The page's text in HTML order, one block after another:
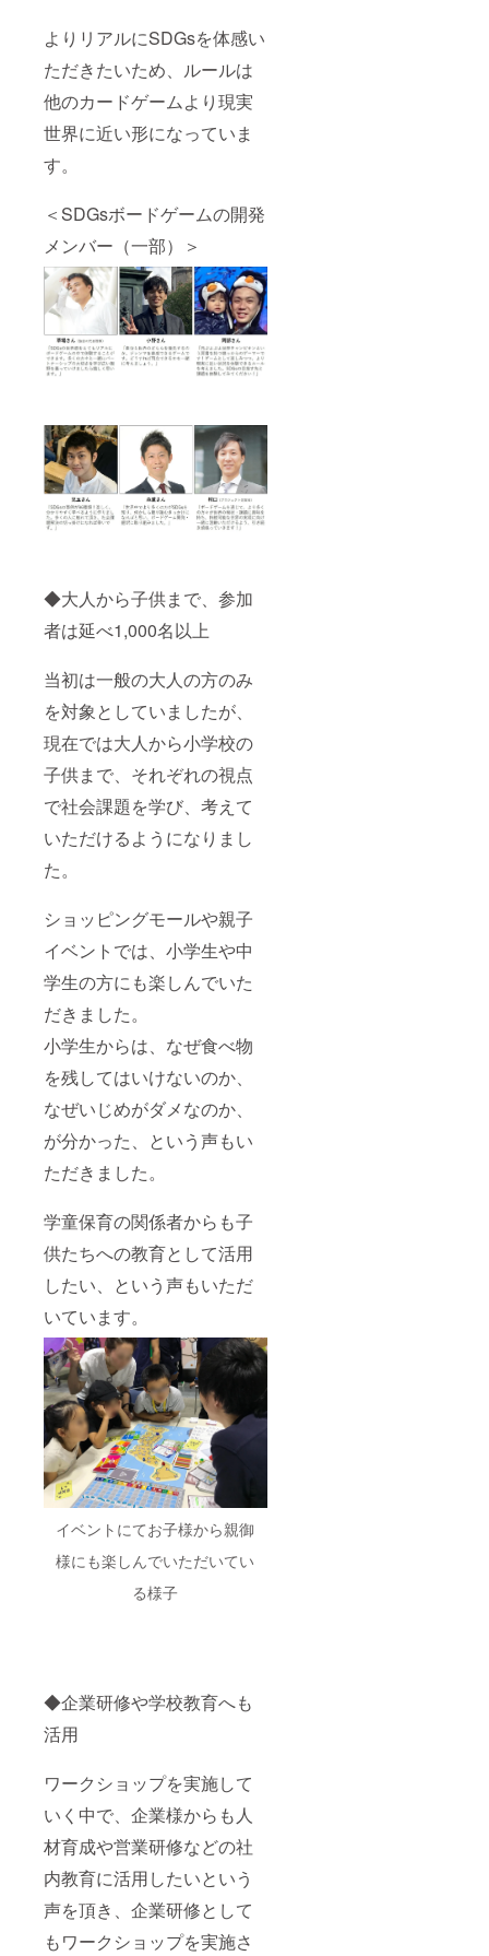
よりリアルにSDGsを体感い
ただきたいため、ルールは
他のカードゲームより現実
世界に近い形になっていま
す。
＜SDGsボードゲームの開発
メンバー（一部）＞
◆大人から子供まで、参加
者は延べ1,000名以上
当初は一般の大人の方のみ
を対象としていましたが、
現在では大人から小学校の
子供まで、それぞれの視点
で社会課題を学び、考えて
いただけるようになりまし
た。
ショッピングモールや親子
イベントでは、小学生や中
学生の方にも楽しんでいた
だきました。
小学生からは、なぜ食べ物
を残してはいけないのか、
なぜいじめがダメなのか、
が分かった、という声もい
ただきました。
学童保育の関係者からも子
供たちへの教育として活用
したい、という声もいただ
いています。
イベントにてお子様から親御
様にも楽しんでいただいてい
る様子
◆企業研修や学校教育へも
活用
ワークショップを実施して
いく中で、企業様からも人
材育成や営業研修などの社
内教育に活用したいという
声を頂き、企業研修として
もワークショップを実施さ